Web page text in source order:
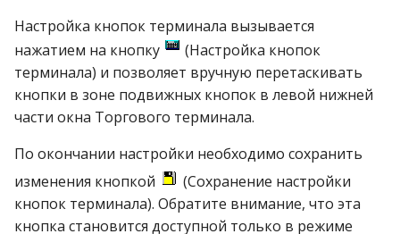
Настройка кнопок терминала вызывается
нажатием на кнопку
(Настройка кнопок
терминала) и позволяет вручную перетаскивать
кнопки в зоне подвижных кнопок в левой нижней
части окна Торгового терминала.
По окончании настройки необходимо сохранить
изменения кнопкой
(Сохранение настройки
кнопок терминала). Обратите внимание, что эта
кнопка становится доступной только в режиме